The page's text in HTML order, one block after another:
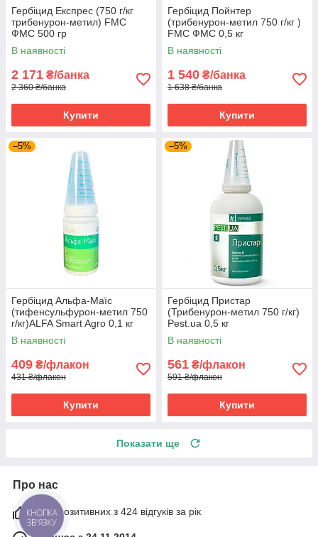
Гербіцид Експрес (750 г/кг
трибенурон-метил) FMC
ФМС 500 гр
В наявності
2 171 ₴/банка
2 360 ₴/банка
Купити
Гербіцид Пойнтер
(трибенурон-метил 750 г/кг )
FMC ФМС 0,5 кг
В наявності
1 540 ₴/банка
1 638 ₴/банка
Купити
–5%
Гербіцид Альфа-Маїс
(тифенсульфурон-метил 750
г/кг)ALFA Smart Agro 0,1 кг
В наявності
409 ₴/флакон
431 ₴/флакон
Купити
–5%
Гербіцид Пристар
(Трибенурон-метил 750 г/кг)
Pest.ua 0,5 кг
В наявності
561 ₴/флакон
591 ₴/флакон
Купити
Показати ще
Про нас
93% позитивних з 424 відгуків за рік
КНОПКА
ЗВ'ЯЗКУ